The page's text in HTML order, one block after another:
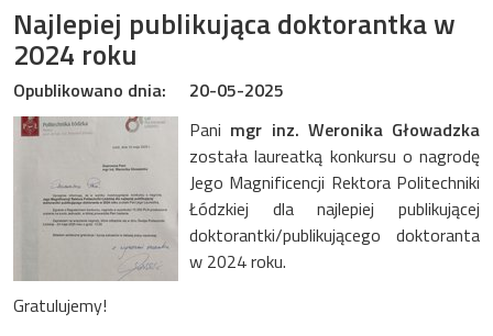
Najlepiej publikująca doktorantka w
2024 roku
Opublikowano dnia:
20-05-2025
Pani mgr inz. Weronika Głowadzka
została laureatką konkursu o nagrodę
Jego Magnificencji Rektora Politechniki
Łódzkiej dla najlepiej publikującej
doktorantki/publikującego doktoranta
w 2024 roku.
Gratulujemy!